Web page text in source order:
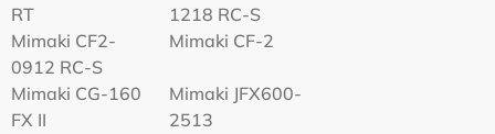
RT
1218 RC-S
Mimaki CF2-
0912 RC-S
Mimaki CF-2
Mimaki CG-160
FX II
Mimaki JFX600-
2513